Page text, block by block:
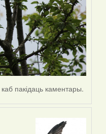
каб пакідаць каментары.